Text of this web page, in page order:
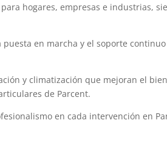
hogares, empresas e industrias,
en marcha y el soporte
y climatización que mejoran el
de Parcent.
en cada intervención en